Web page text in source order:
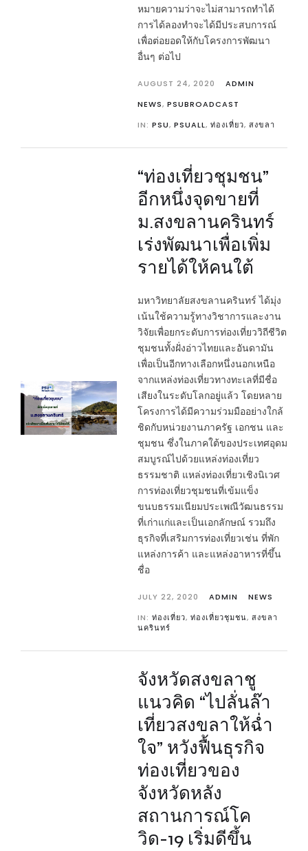
หมายความว่าจะไม่สามารถทำได้
การได้ลองทำจะได้มีประสบการณ์
เพื่อต่อยอดให้กับโครงการพัฒนา
อื่นๆ ต่อไป
AUGUST 24, 2020
ADMIN
NEWS, PSUBROADCAST
IN: PSU, PSUALL, ท่องเที่ยว, สงขลา
“ท่องเที่ยวชุมชน”
อีกหนึ่งจุดขายที่
ม.สงขลานครินทร์
เร่งพัฒนาเพื่อเพิ่ม
รายได้ให้คนใต้
มหาวิทยาลัยสงขลานครินทร์ ได้มุ่ง
เน้นใช้ความรู้ทางวิชาการและงาน
วิจัยเพื่อยกระดับการท่องเที่ยววิถีชีวิต
ชุมชนทั้งฝั่งอ่าวไทยและอันดามัน
เพื่อเป็นอีกทางเลือกหนึ่งนอกเหนือ
จากแหล่งท่องเที่ยวทางทะเลที่มีชื่อ
เสียงในระดับโลกอยู่แล้ว โดยหลาย
โครงการได้มีความร่วมมืออย่างใกล้
ชิดกับหน่วยงานภาครัฐ เอกชน และ
ชุมชน ซึ่งในภาคใต้ของประเทศอุดม
สมบูรณ์ไปด้วยแหล่งท่องเที่ยว
ธรรมชาติ แหล่งท่องเที่ยวเชิงนิเวศ
การท่องเที่ยวชุมชนที่เข้มแข็ง
ขนบธรรมเนียมประเพณีวัฒนธรรม
ที่เก่าแก่และเป็นเอกลักษณ์ รวมถึง
ธุรกิจที่เสริมการท่องเที่ยวเช่น ที่พัก
แหล่งการค้า และแหล่งอาหารที่ขึ้น
ชื่อ
JULY 22, 2020 ADMIN
NEWS
IN: ท่องเที่ยว, ท่องเที่ยวชุมชน, สงขลา
นครินทร์
จังหวัดสงขลาชู
แนวคิด “ไปลั่นล๊า
เที่ยวสงขลาให้ฉ่ำ
ใจ” หวังฟื้นธุรกิจ
ท่องเที่ยวของ
จังหวัดหลัง
สถานการณ์โค
วิด-19 เริ่มดีขึ้น